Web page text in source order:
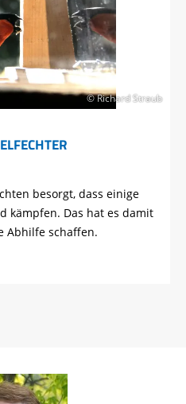
© Richard Straub
besorgt, dass einige
kämpfen. Das hat es damit
Abhilfe schaffen.